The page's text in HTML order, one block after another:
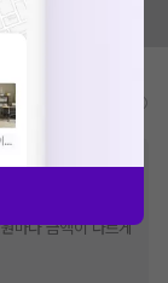
비급여/급여 진료란?
할 수 있으니, 정확
급여 진료 기준 가
마다 금액이 다르게